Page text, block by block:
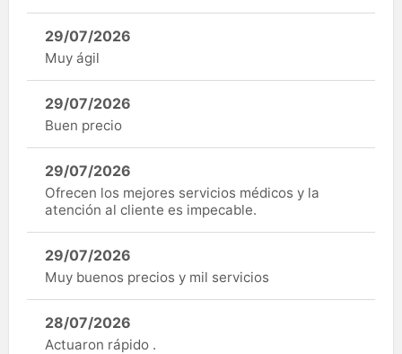
29/07/2026
Muy ágil
29/07/2026
Buen precio
29/07/2026
Ofrecen los mejores servicios médicos y la
atención al cliente es impecable.
29/07/2026
Muy buenos precios y mil servicios
28/07/2026
Actuaron rápido .